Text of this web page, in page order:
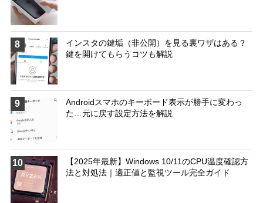
8
インスタの鍵垢（非公開）を見る裏ワザはある？
鍵を開けてもらうコツも解説
9
Androidスマホのキーボード表示が勝手に変わっ
た…元に戻す設定方法を解説
10
【2025年最新】Windows 10/11のCPU温度確認方
法と対処法｜適正値と監視ツール完全ガイド